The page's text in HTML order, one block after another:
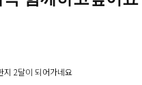
지 2달이 되어가네요